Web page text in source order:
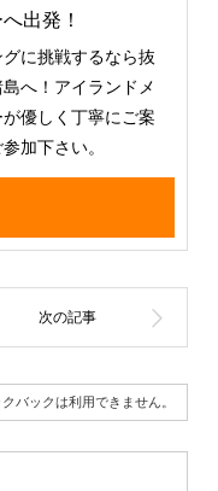
出発！
に挑戦するなら抜
へ！アイランドメ
優しく丁寧にご案
加下さい。
クバックは利用できません。